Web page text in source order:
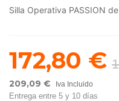
Silla Operativa PASSION
172,80 €
209,09 € Iva Incluido
Entrega entre 5 y 10 días